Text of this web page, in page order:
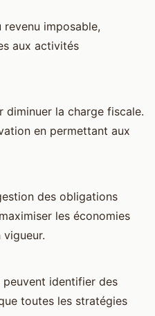
imposable,
aux activités
diminuer la charge fiscale.
en permettant aux
des obligations
les économies
peuvent identifier des
toutes les stratégies